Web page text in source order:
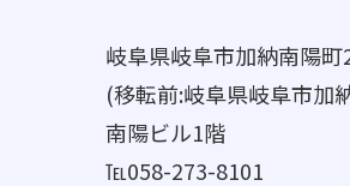
岐阜県岐阜市加納南陽
(移転前:岐阜県岐阜市加
南陽ビル1階
℡058-273-8101